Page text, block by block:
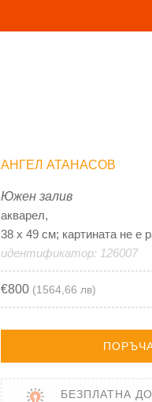
АНГЕЛ АТАНАСОВ
Южен залив
акварел,
38 х 49 см; картината не е
идентификатор: 126007
€800 (1564,66 лв)
БЕЗПЛАТНА